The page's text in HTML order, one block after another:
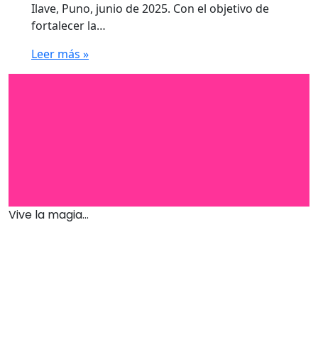
Ilave, Puno, junio de 2025. Con el objetivo de
fortalecer la…
Leer más »
Vive la magia...